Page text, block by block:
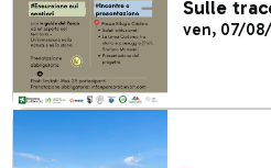
Sulle
ven, 07/